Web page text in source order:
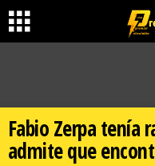
Fabio Zerpa tenía
admite que